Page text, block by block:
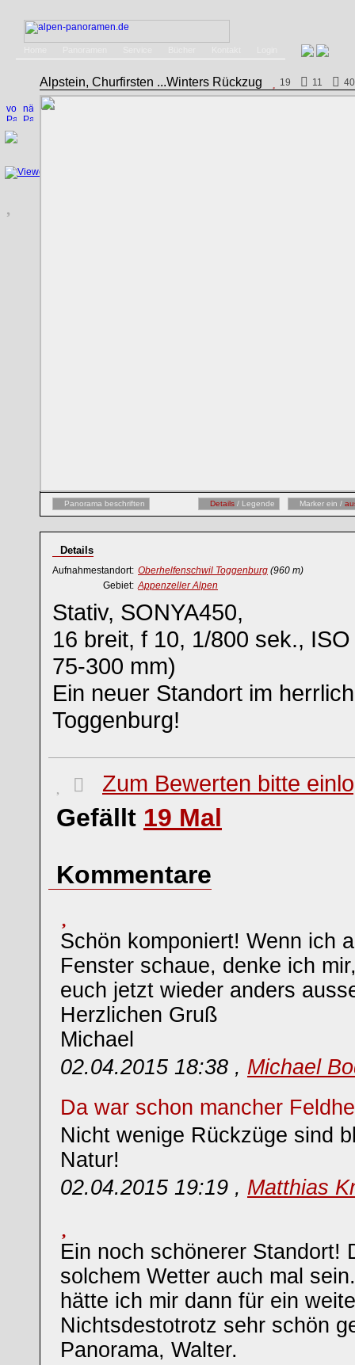
Alpstein, Churfirsten ...Winters Rückzug 19 11
Panorama beschriften Details / Legende Marker ein /
Details
Aufnahmestandort: Oberhelfenschwil Toggenburg (960 m)
Gebiet: Appenzeller Alpen
Stativ, SONYA450,
16 breit, f 10, 1/800 sek.,
75-300 mm)
Ein neuer Standort im
Toggenburg!
Zum Bewerten bitte
Gefällt 19 Mal
Kommentare
Schön komponiert! Wenn ich
Fenster schaue, denke ich
euch jetzt wieder anders
Herzlichen Gruß
Michael
02.04.2015 18:38 , Michael
Da war schon mancher
Nicht wenige Rückzüge sind
Natur!
02.04.2015 19:19 , Matthias
Ein noch schönerer Standort!
solchem Wetter auch mal
hätte ich mir dann für ein
Nichtsdestotrotz sehr schön
Panorama, Walter.